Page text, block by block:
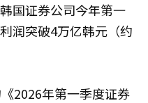
国证券公司今年第一
润突破4万亿韩元（约
2026年第一季度证券